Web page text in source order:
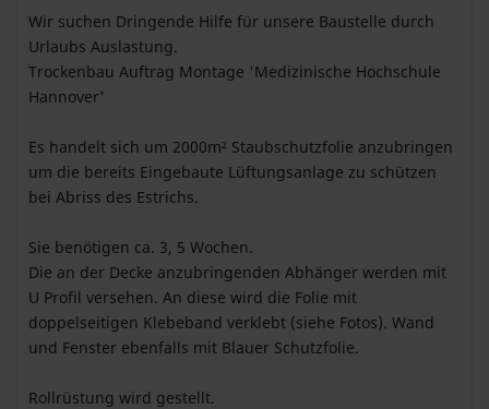
Wir suchen Dringende Hilfe für unsere Baustelle durch
Urlaubs Auslastung.
Trockenbau Auftrag Montage 'Medizinische Hochschule
Hannover'
Es handelt sich um 2000m² Staubschutzfolie anzubringen
um die bereits Eingebaute Lüftungsanlage zu schützen
bei Abriss des Estrichs.
Sie benötigen ca. 3, 5 Wochen.
Die an der Decke anzubringenden Abhänger werden mit
U Profil versehen. An diese wird die Folie mit
doppelseitigen Klebeband verklebt (siehe Fotos). Wand
und Fenster ebenfalls mit Blauer Schutzfolie.
Rollrüstung wird gestellt.